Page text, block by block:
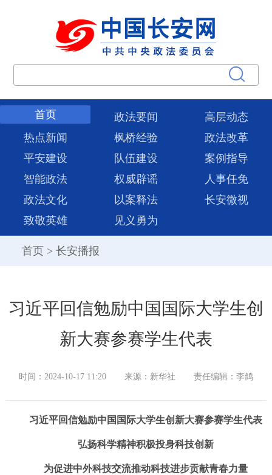
首页 政法要闻
高层动态
热点新闻
枫桥经验
政法改革
平安建设
队伍建设
案例指导
智能政法
权威辟谣
人事任免
政法文化
以案释法
长安微视
致敬英雄
见义勇为
首页 > 长安播报
习近平回信勉励中国国际大学生创
新大赛参赛学生代表
时间：2024-10-17 11:20 来源：新华社 责任编辑：李鸽
习近平回信勉励中国国际大学生创新大赛参赛学生代表
弘扬科学精神积极投身科技创新
为促进中外科技交流推动科技进步贡献青春力量